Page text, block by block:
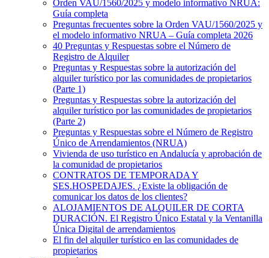
Orden VAU/1560/2025 y modelo informativo NRUA:
Guía completa
Preguntas frecuentes sobre la Orden VAU/1560/2025 y
el modelo informativo NRUA – Guía completa 2026
40 Preguntas y Respuestas sobre el Número de
Registro de Alquiler
Preguntas y Respuestas sobre la autorización del
alquiler turístico por las comunidades de propietarios
(Parte 1)
Preguntas y Respuestas sobre la autorización del
alquiler turístico por las comunidades de propietarios
(Parte 2)
Preguntas y Respuestas sobre el Número de Registro
Único de Arrendamientos (NRUA)
Vivienda de uso turístico en Andalucía y aprobación de
la comunidad de propietarios
CONTRATOS DE TEMPORADA Y
SES.HOSPEDAJES. ¿Existe la obligación de
comunicar los datos de los clientes?
ALOJAMIENTOS DE ALQUILER DE CORTA
DURACIÓN. El Registro Único Estatal y la Ventanilla
Única Digital de arrendamientos
El fin del alquiler turístico en las comunidades de
propietarios